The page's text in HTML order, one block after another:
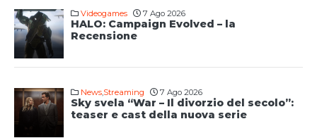
Videogames 7 Ago 2026
HALO: Campaign Evolved – la
Recensione
News,Streaming 7 Ago 2026
Sky svela “War – Il divorzio del secolo”:
teaser e cast della nuova serie